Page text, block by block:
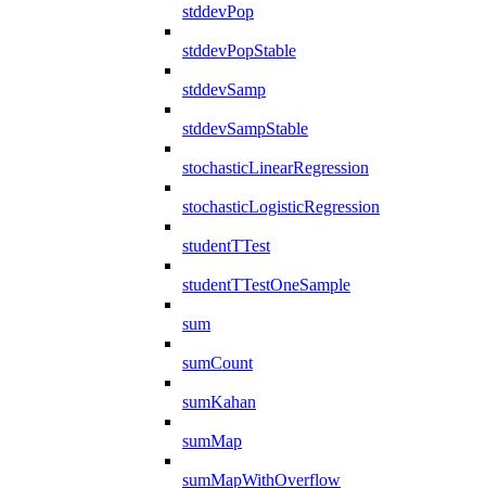
stddevPop
stddevPopStable
stddevSamp
stddevSampStable
stochasticLinearRegression
stochasticLogisticRegression
studentTTest
studentTTestOneSample
sum
sumCount
sumKahan
sumMap
sumMapWithOverflow